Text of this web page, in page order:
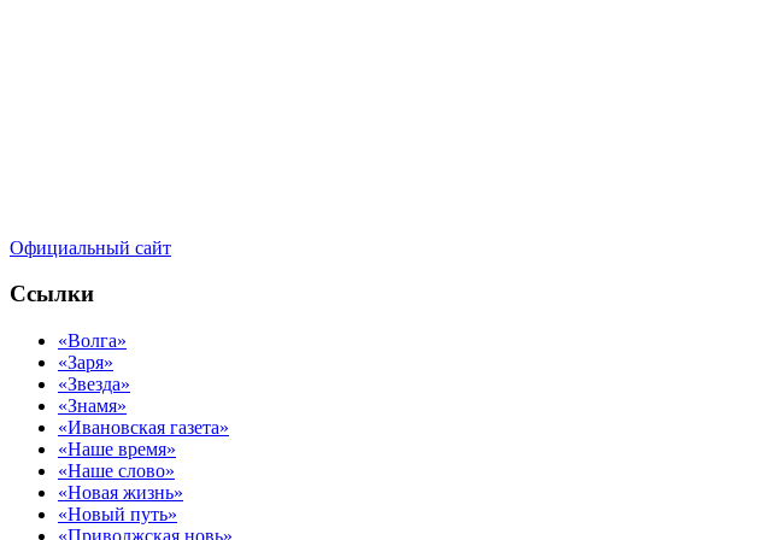
Официальный сайт
Ссылки
«Волга»
«Заря»
«Звезда»
«Знамя»
«Ивановская газета»
«Наше время»
«Наше слово»
«Новая жизнь»
«Новый путь»
«Приволжская новь»